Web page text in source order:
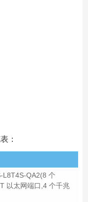
：
L8T4S-QA2(8 个
以太网端口,4 个千兆